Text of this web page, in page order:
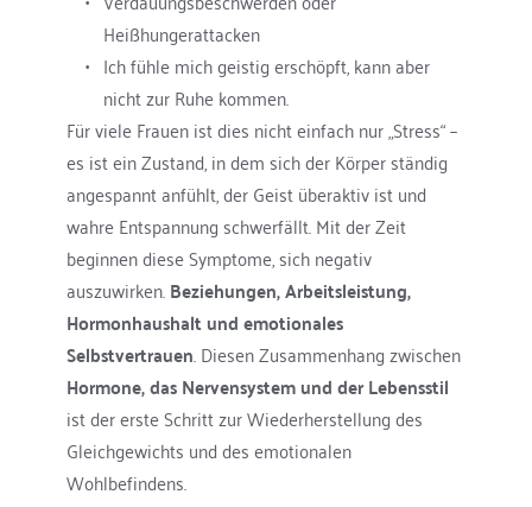
Heißhungerattacken
Ich fühle mich geistig erschöpft, kann aber
nicht zur Ruhe kommen.
Für viele Frauen ist dies nicht einfach nur „Stress“ –
es ist ein Zustand, in dem sich der Körper ständig
angespannt anfühlt, der Geist überaktiv ist und
wahre Entspannung schwerfällt. Mit der Zeit
beginnen diese Symptome, sich negativ
auszuwirken. Beziehungen, Arbeitsleistung,
Hormonhaushalt und emotionales
Selbstvertrauen
. Diesen Zusammenhang zwischen
Hormone, das Nervensystem und der Lebensstil
ist der erste Schritt zur Wiederherstellung des
Gleichgewichts und des emotionalen
Wohlbefindens.